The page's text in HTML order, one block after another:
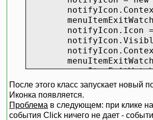
notifyIcon.Icon =
notifyIcon.Visible
}
}
После этого класс запускает новый
Иконка появляется.
Проблема в следующем: при клике
события Click ничего не дает -